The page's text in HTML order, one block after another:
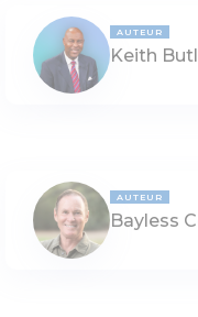
AUTEUR
Keith
AUTEUR
Bayless